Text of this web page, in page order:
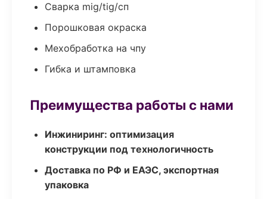
Сварка mig/tig/сп
Порошковая окраска
Мехобработка на чпу
Гибка и штамповка
Преимущества работы с нами
Инжиниринг: оптимизация
конструкции под технологичность
Доставка по РФ и ЕАЭС, экспортная
упаковка